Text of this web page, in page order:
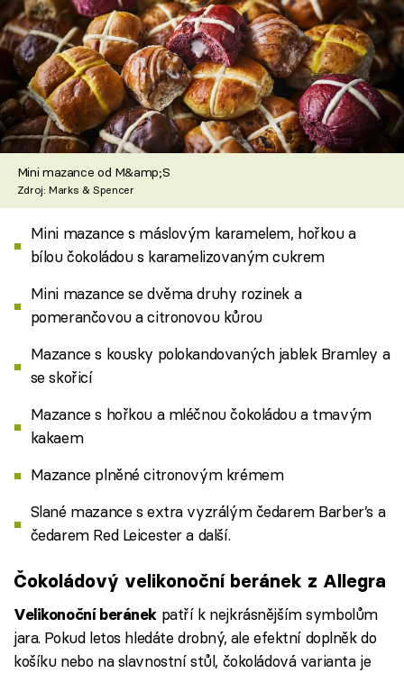
Mini mazance od M&amp;S
Zdroj: Marks & Spencer
Mini mazance s máslovým karamelem, hořkou a
bílou čokoládou s karamelizovaným cukrem
Mini mazance se dvěma druhy rozinek a
pomerančovou a citronovou kůrou
Mazance s kousky polokandovaných jablek Bramley a
se skořicí
Mazance s hořkou a mléčnou čokoládou a tmavým
kakaem
Mazance plněné citronovým krémem
Slané mazance s extra vyzrálým čedarem Barber’s a
čedarem Red Leicester a další.
Čokoládový velikonoční beránek z Allegra
Velikonoční beránekpatří k nejkrásnějším symbolům
jara. Pokud letos hledáte drobný, ale efektní doplněk do
košíku nebo na slavnostní stůl, čokoládová varianta je